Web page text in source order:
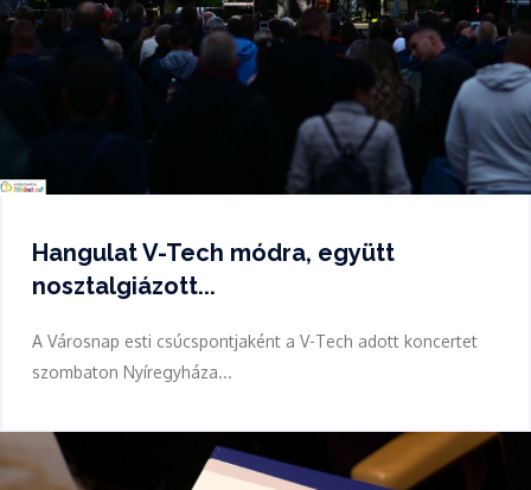
Hangulat V-Tech módra, együtt
nosztalgiázott...
A Városnap esti csúcspontjaként a V-Tech adott koncertet
szombaton Nyíregyháza...